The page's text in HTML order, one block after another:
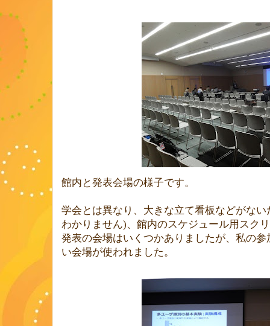
館内と発表会場の様子です。
学会とは異なり、大きな立て看板などがない
わかりません)、館内のスケジュール用スク
発表の会場はいくつかありましたが、私の
い会場が使われました。